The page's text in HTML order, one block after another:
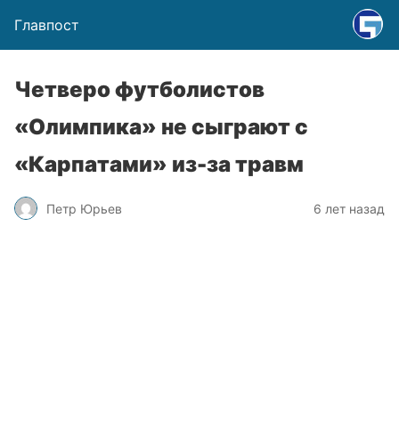
Главпост
Четверо футболистов
«Олимпика» не сыграют с
«Карпатами» из-за травм
Петр Юрьев 6 лет назад